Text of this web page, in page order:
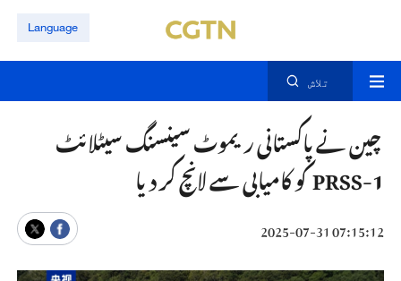
Language
تلاش
چین نے پاکستانی ریموٹ سینسنگ سیٹلائٹ
PRSS-1 کو کامیابی سے لانچ کر دیا
07:15:12 2025-07-31